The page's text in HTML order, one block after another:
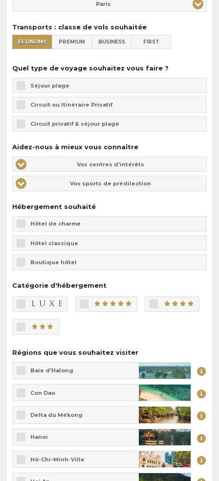
Paris
Transports : classe de vols souhaitée
ECONOMY PREMIUM BUSINESS FIRST
Quel type de voyage souhaitez vous faire ?
Séjour plage
Circuit ou Itinéraire Privatif
Circuit privatif & séjour plage
Aidez-nous à mieux vous connaître
Vos
centres
d'intérêts
Vos centres d'intérêts
Vos
centres
d'intérêts
Vos sports de prédilection
Hébergement souhaité
Hôtel de charme
Hôtel classique
Boutique hôtel
Catégorie d'hébergement
Régions que vous souhaitez visiter
Baie d'Halong
Con Dao
Delta du Mékong
Hanoi
Hô-Chi-Minh-Ville